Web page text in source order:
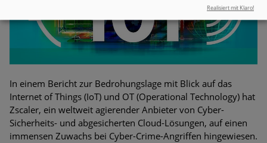
In einem Bericht zur Bedrohungslage mit Blick auf das
Internet of Things (IoT) und OT (Operational Technology) hat
Zscaler, ein weltweit agierender Anbieter von Cyber-
Sicherheits- und abgesicherten Cloud-Lösungen, auf einen
immensen Zuwachs bei Cyber-Crime-Angriffen hingewiesen.
Realisiert mit Klaro!